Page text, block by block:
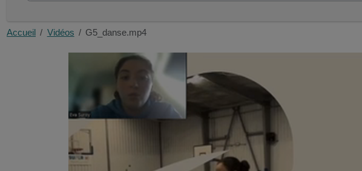
Accueil Vidéos G5_danse.mp4